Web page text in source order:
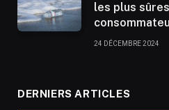
les plus
24 DÉCEMBRE 2024
DERNIERS ARTICLES